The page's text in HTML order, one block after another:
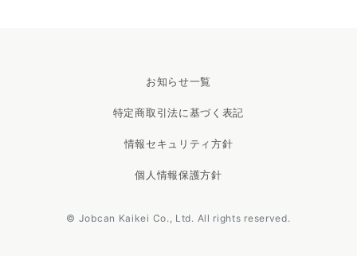
お知らせ一覧
特定商取引法に基づく表記
情報セキュリティ方針
個人情報保護方針
© Jobcan Kaikei Co., Ltd. All rights reserved.